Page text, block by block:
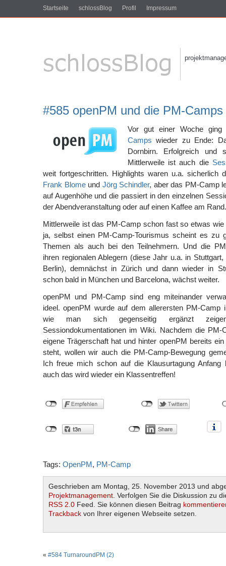
Startseite schlossBlog Profil Impressum
#585 openPM und die PM-Camps
Vor gut einer Woche
Camps wieder zu Ende:
Dornbirn. Erfolgreich und
Mittlerweile ist auch die
weit fortgeschritten. Highlights waren u.a. sicherlich
Frank Blomeund Jörg Schindler, aber das PM-Camp
auf Augenhöhe und die passiert in den einzelnen
der Abendveranstaltung oder auf einen Kaffee am Rand.
Mittlerweile ist das PM-Camp schon fast so etwas
ja, selbst einen PM-Camp-Tourismus scheint es zu
Themen als auch bei den Teilnehmern. Und die
ihren regionalen Ablegern (diese Jahr u.a. in
Berlin), demnächst in Zürich und dann wieder in
schon bald in München und Barcelona, wächst weiter.
openPM und PM-Camp sind eng miteinander
ideel. openPM wurde auf dem allerersten PM-Camp
wie man sich gegenseitig ergänzt
Sessiondokumentationen im Wiki. Nachdem die PM-
eigene Trägerschaft hat und hinter openPM bereits
steht, wollen wir auch die PM-Camp-Bewegung
Ich freue mich schon auf die Klausurtagung Anfang
auch das wird wieder ein Klassentreffen!
Tags: OpenPM, PM-Camp
Geschrieben am Montag, 25. November 2013 und
Projektmanagement . Verfolgen Sie die Diskussion zu
RSS 2.0 Feed. Sie können diesen Beitrag
Trackback von Ihrer eigenen Webseite setzen.
« #584 TurnaroundPM (2)